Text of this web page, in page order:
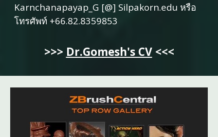
Karnchanapayap_G [@] Silpakorn.edu หรือ
โทรศัพท์ +66.82.8359853
>>> Dr.Gomesh's CV<<<